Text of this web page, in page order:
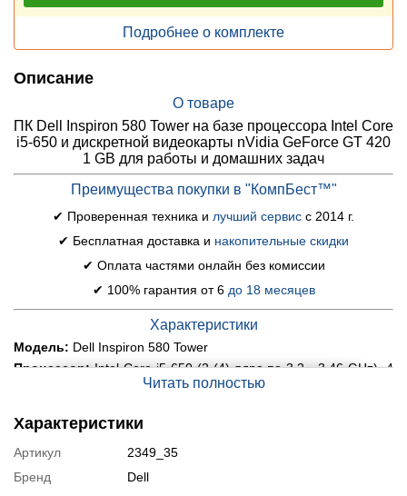
Подробнее о комплекте
Описание
О товаре
ПК Dell Inspiron 580 Tower на базе процессора Intel Core
i5-650 и дискретной видеокарты nVidia GeForce GT 420
1 GB для работы и домашних задач
Преимущества покупки в "КомпБест™"
✔ Проверенная техника и лучший сервис с 2014 г.
✔ Бесплатная доставка и накопительные скидки
✔ Оплата частями онлайн без комиссии
✔ 100% гарантия от 6 до 18 месяцев
Характеристики
Модель: Dell Inspiron 580 Tower
Процессор:Intel Core i5-650 (2 (4) ядра по 3.2 - 3.46 GHz), 4
Постоянная память:
Графика:
дискретная nVidia GeForce GT 420, 1 GB DDR3, 128-
bit
Порты:
6x USB 2.0, 1x HDMI, 1x DVI, 1х VGA, 1х LAN (RJ-45),
Читать полностью
Характеристики
Артикул
2349_35
Бренд
Dell